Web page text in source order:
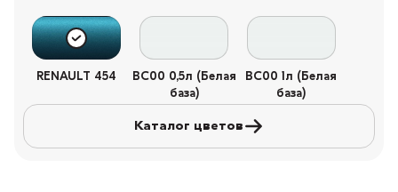
RENAULT 454
BC00 0,5л (Белая
база)
BC00 1л (Белая
база)
Каталог цветов